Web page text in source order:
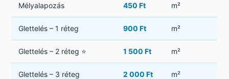
Mélyalapozás 450 Ft m²
Glettelés – 1 réteg 900 Ft m²
Glettelés – 2 réteg ⭐ 1 500 Ft m²
Glettelés – 3 réteg 2 000 Ft m²